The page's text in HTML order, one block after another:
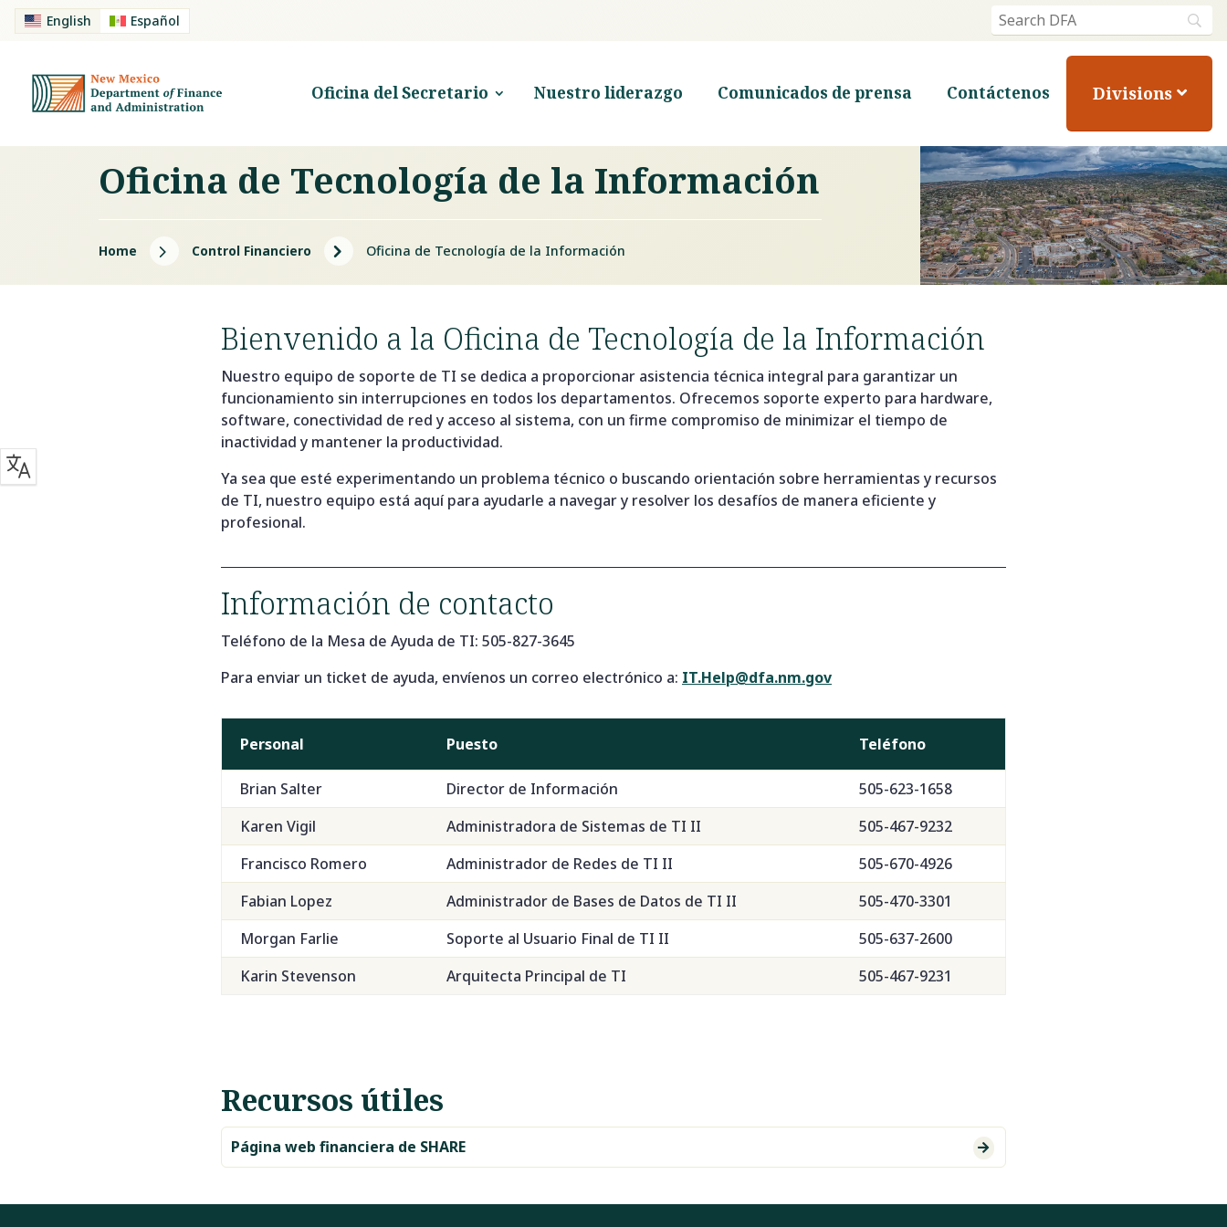
English Español
Oficina del Secretario Nuestro liderazgo Comunicados de prensa Contáctenos Divisions
Oficina de Tecnología de la Información
Home 5 Control Financiero 5 Oficina de Tecnología de la Información
Bienvenido a la Oficina de Tecnología de la Información
Nuestro equipo de soporte de TI se dedica a proporcionar asistencia técnica integral para garantizar un
funcionamiento sin interrupciones en todos los departamentos. Ofrecemos soporte experto para hardware,
software, conectividad de red y acceso al sistema, con un firme compromiso de minimizar el tiempo de
inactividad y mantener la productividad.
Ya sea que esté experimentando un problema técnico o buscando orientación sobre herramientas y recursos
de TI, nuestro equipo está aquí para ayudarle a navegar y resolver los desafíos de manera eficiente y
profesional.
Información de contacto
Teléfono de la Mesa de Ayuda de TI: 505-827-3645
Para enviar un ticket de ayuda, envíenos un correo electrónico a: IT.Help@dfa.nm.gov
Personal Puesto Teléfono
Brian Salter Director de Información
505-623-1658
Karen Vigil
Administradora de Sistemas de TI II
505-467-9232
Francisco Romero
Administrador de Redes de TI II
505-670-4926
Fabian Lopez
Administrador de Bases de Datos de TI II
505-470-3301
Morgan Farlie
Soporte al Usuario Final de TI II
505-637-2600
Karin Stevenson
Arquitecta Principal de TI 505-467-9231
Recursos útiles

Página web financiera de SHARE